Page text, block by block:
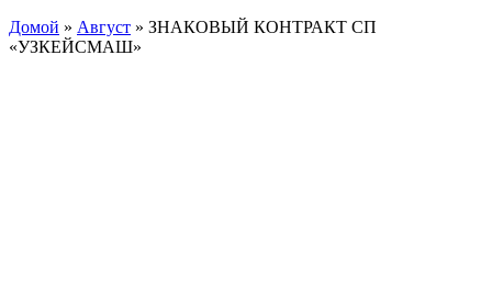
Домой » Август » ЗНАКОВЫЙ КОНТРАКТ СП
«УЗКЕЙСМАШ»